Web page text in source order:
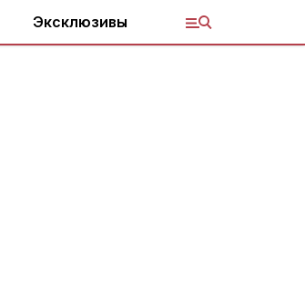
Эксклюзивы